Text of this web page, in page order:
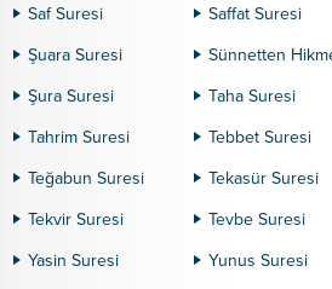
Saf Suresi
Saffat Suresi
Şuara Suresi
Sünnetten
Şura Suresi
Taha Suresi
Tahrim Suresi
Tebbet Suresi
Teğabun Suresi
Tekasür Suresi
Tekvir Suresi
Tevbe Suresi
Yasin Suresi
Yunus Suresi